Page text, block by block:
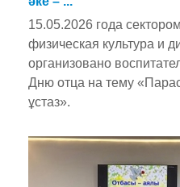
15.05.2026 года
физическая культура и
организовано
Дню отца на тему
ұстаз».